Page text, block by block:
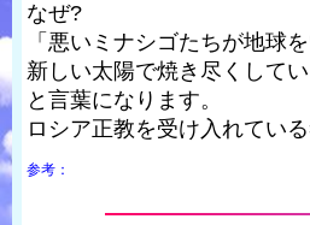
なぜ?
「悪いミナシゴたちが地球
新しい太陽で焼き尽くしてい
と言葉になります。
ロシア正教を受け入れてい
参考：